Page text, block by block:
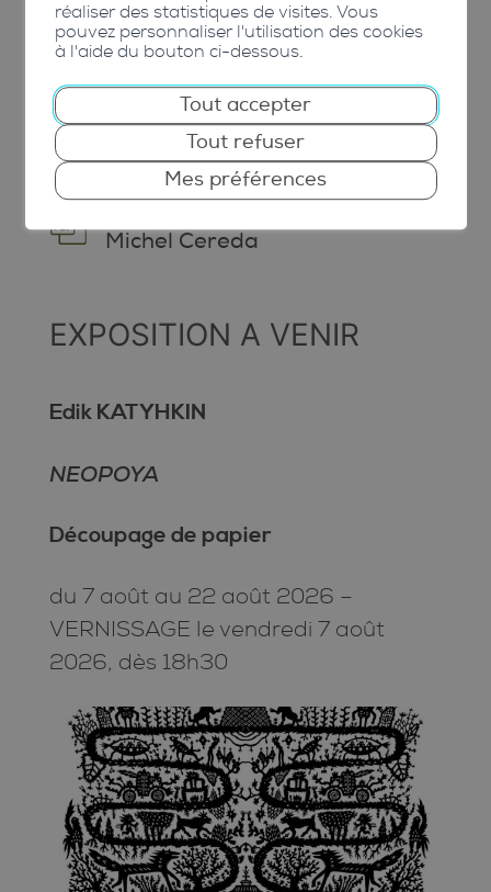
Dossier de presse – Jean-
Michel Cereda
EXPOSITION A VENIR
Edik KATYHKIN
NEOPOYA
Découpage de papier
du 7 août au 22 août 2026 –
VERNISSAGE le vendredi 7 août
2026, dès 18h30
réaliser des statistiques de visites. Vous
pouvez personnaliser l'utilisation des cookies
à l'aide du bouton ci-dessous.
Tout accepter
Tout refuser
Mes préférences